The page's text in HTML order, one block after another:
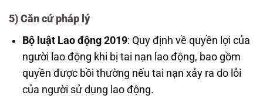
5) Căn cứ pháp lý
Bộ luật Lao động 2019: Quy định về quyền lợi của
người lao động khi bị tai nạn lao động, bao gồm
quyền được bồi thường nếu tai nạn xảy ra do lỗi
của người sử dụng lao động.